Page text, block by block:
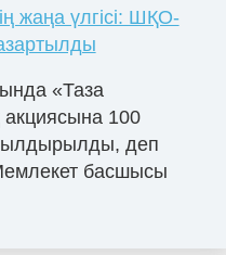
жаңа үлгісі: ШҚО-
«Таза
акциясына 100
деп
басшысы